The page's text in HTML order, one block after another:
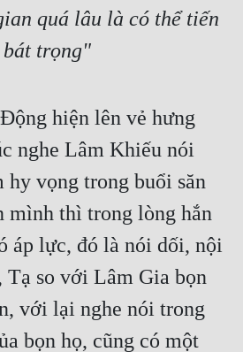
quá lâu là có thể tiến
bát trọng"
hiện lên vẻ hưng
nghe Lâm Khiếu nói
hy vọng trong buổi săn
mình thì trong lòng hắn
áp lực, đó là nói dối, nội
so với Lâm Gia bọn
với lại nghe nói trong
bọn họ, cũng có một